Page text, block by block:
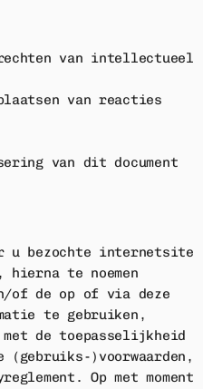
van intellectueel
van reacties
van dit document
u bezochte internetsite
te noemen
of de op of via deze
te gebruiken,
de toepasselijkheid
(gebruiks-)voorwaarden,
Op met moment